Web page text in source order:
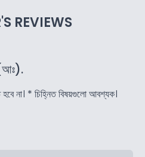
REVIEWS
না। * চিহ্নিত বিষয়গুলো আবশ্যক।